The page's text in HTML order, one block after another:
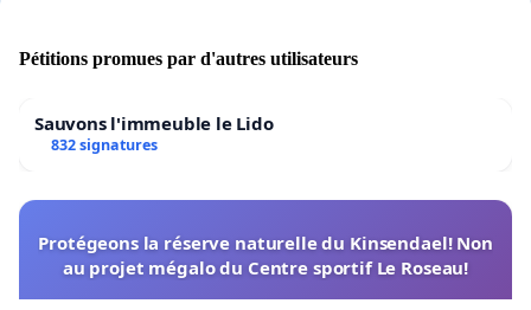
Pétitions promues par d'autres utilisateurs
Sauvons l'immeuble le Lido
832 signatures
Protégeons la réserve naturelle du Kinsendael! Non
au projet mégalo du Centre sportif Le Roseau!